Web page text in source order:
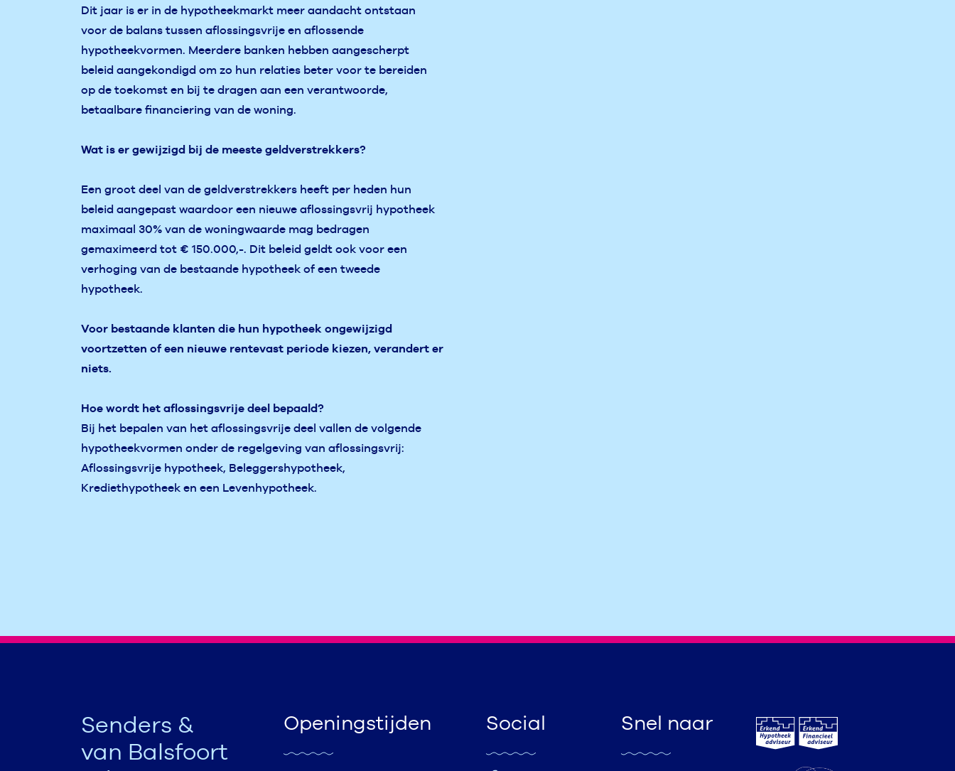
Dit jaar is er in de hypotheekmarkt meer aandacht ontstaan
voor de balans tussen aflossingsvrije en aflossende
hypotheekvormen. Meerdere banken hebben aangescherpt
beleid aangekondigd om zo hun relaties beter voor te bereiden
op de toekomst en bij te dragen aan een verantwoorde,
betaalbare financiering van de woning.
Wat is er gewijzigd bij de meeste geldverstrekkers?
Een groot deel van de geldverstrekkers heeft per heden hun
beleid aangepast waardoor een nieuwe aflossingsvrij hypotheek
maximaal 30% van de woningwaarde mag bedragen
gemaximeerd tot € 150.000,-. Dit beleid geldt ook voor een
verhoging van de bestaande hypotheek of een tweede
hypotheek.
Voor bestaande klanten die hun hypotheek ongewijzigd
voortzetten of een nieuwe rentevast periode kiezen, verandert er
niets.
Hoe wordt het aflossingsvrije deel bepaald?
Bij het bepalen van het aflossingsvrije deel vallen de volgende
hypotheekvormen onder de regelgeving van aflossingsvrij:
Aflossingsvrije hypotheek, Beleggershypotheek,
Krediethypotheek en een Levenhypotheek.
Senders &
van Balsfoort
Openingstijden Social Snel naar